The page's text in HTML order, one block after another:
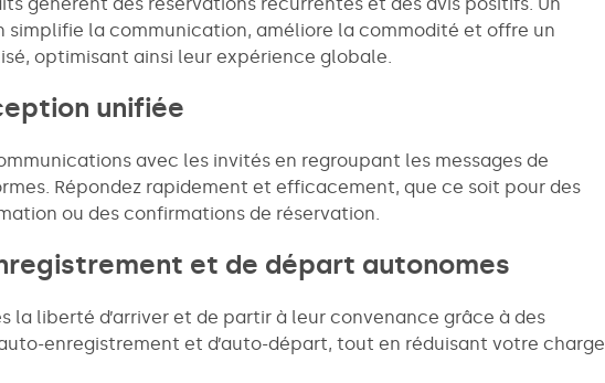
simplifie la communication, améliore la commodité et offre un
optimisant ainsi leur expérience globale.
unifiée
avec les invités en regroupant les messages de
Répondez rapidement et efficacement, que ce soit pour des
ou des confirmations de réservation.
et de départ autonomes
la liberté d’arriver et de partir à leur convenance grâce à des
enregistrement et d’auto-départ, tout en réduisant votre charge